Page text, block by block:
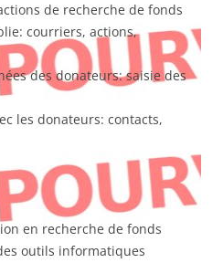
de recherche de fonds
courriers, actions,
des donateurs: saisie des
les donateurs: contacts,
en recherche de fonds
outils informatiques